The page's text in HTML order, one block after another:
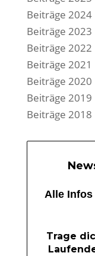
Beiträge 2024
Beiträge 2023
Beiträge 2022
Beiträge 2021
Beiträge 2020
Beiträge 2019
Beiträge 2018
Alle
Trage